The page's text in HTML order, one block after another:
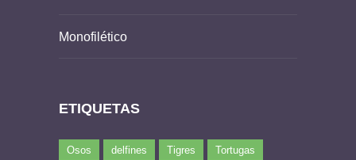
Monofilético
ETIQUETAS
Osos delfines Tigres Tortugas